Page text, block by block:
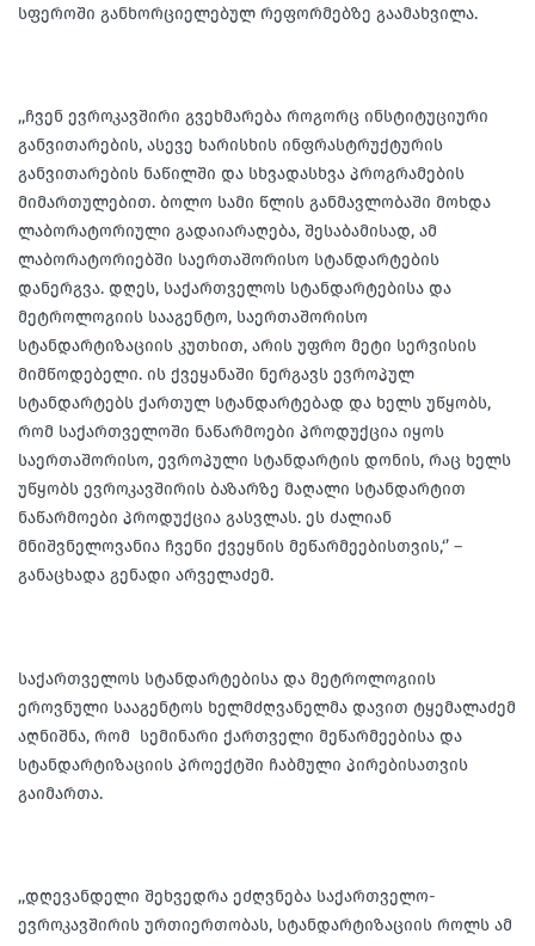
სფეროში განხორციელებულ რეფორმებზე გაამახვილა.
,,ჩვენ ევროკავშირი გვეხმარება როგორც ინსტიტუციური
განვითარების, ასევე ხარისხის ინფრასტრუქტურის
განვითარების ნაწილში და სხვადასხვა პროგრამების
მიმართულებით. ბოლო სამი წლის განმავლობაში მოხდა
ლაბორატორიული გადაიარაღება, შესაბამისად, ამ
ლაბორატორიებში საერთაშორისო სტანდარტების
დანერგვა. დღეს, საქართველოს სტანდარტებისა და
მეტროლოგიის სააგენტო, საერთაშორისო
სტანდარტიზაციის კუთხით, არის უფრო მეტი სერვისის
მიმწოდებელი. ის ქვეყანაში ნერგავს ევროპულ
სტანდარტებს ქართულ სტანდარტებად და ხელს უწყობს,
რომ საქართველოში ნაწარმოები პროდუქცია იყოს
საერთაშორისო, ევროპული სტანდარტის დონის, რაც ხელს
უწყობს ევროკავშირის ბაზარზე მაღალი სტანდარტით
ნაწარმოები პროდუქცია გასვლას. ეს ძალიან
მნიშვნელოვანია ჩვენი ქვეყნის მეწარმეებისთვის,‘’ –
განაცხადა გენადი არველაძემ.
საქართველოს სტანდარტებისა და მეტროლოგიის
ეროვნული სააგენტოს ხელმძღვანელმა დავით ტყემალაძემ
აღნიშნა, რომ სემინარი ქართველი მეწარმეებისა და
სტანდარტიზაციის პროექტში ჩაბმული პირებისათვის
გაიმართა.
,,დღევანდელი შეხვედრა ეძღვნება საქართველო-
ევროკავშირის ურთიერთობას, სტანდარტიზაციის როლს ამ